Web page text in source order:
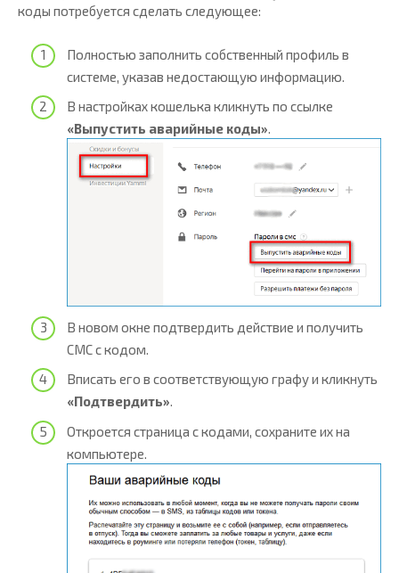
коды потребуется сделать следующее:
Полностью заполнить собственный профиль в
системе, указав недостающую информацию.
В настройках кошелька кликнуть по ссылке
«Выпустить аварийные коды».
В новом окне подтвердить действие и получить
СМС с кодом.
Вписать его в соответствующую графу и кликнуть
«Подтвердить».
Откроется страница с кодами, сохраните их на
компьютере.